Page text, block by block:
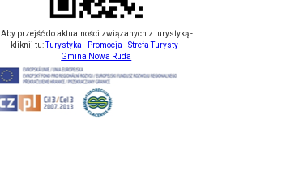
Aby przejść do aktualności związanych z turystyką -
kliknij tu:Turystyka - Promocja - Strefa Turysty -
Gmina Nowa Ruda